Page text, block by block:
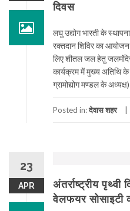
दिवस
लघु उद्योग भारती के
रक्तदान शिविर का
लिए शीतल जल हेतु
कार्यक्रम में मुख्य अतिथि
ग्रामोद्योग मण्डल के
Posted in:देवास शहर
23
APR
अंतर्राष्ट्रीय
वेलफयर सोसाइटी